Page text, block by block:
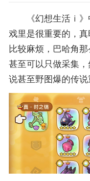
《幻想生活ｉ
戏里是很重要的，
比较麻烦，巴哈角
甚至可以只做采集
说甚至野图爆的传说